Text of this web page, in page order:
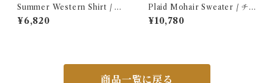
Summer Western Shirt / シ
ョートスリーブ ウエスタン シ
ャツ 古着
¥6,820
Plaid Mohair Sweater / チェ
ック柄 モヘア セーター 古着
¥10,780
商品一覧に戻る